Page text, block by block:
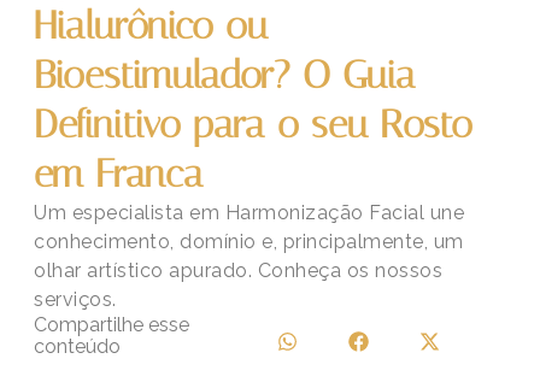
Hialurônico ou
Bioestimulador? O Guia
Definitivo para o seu Rosto
em Franca
Um especialista em Harmonização Facial une
conhecimento, domínio e, principalmente, um
olhar artístico apurado. Conheça os nossos
serviços.
Compartilhe esse
conteúdo